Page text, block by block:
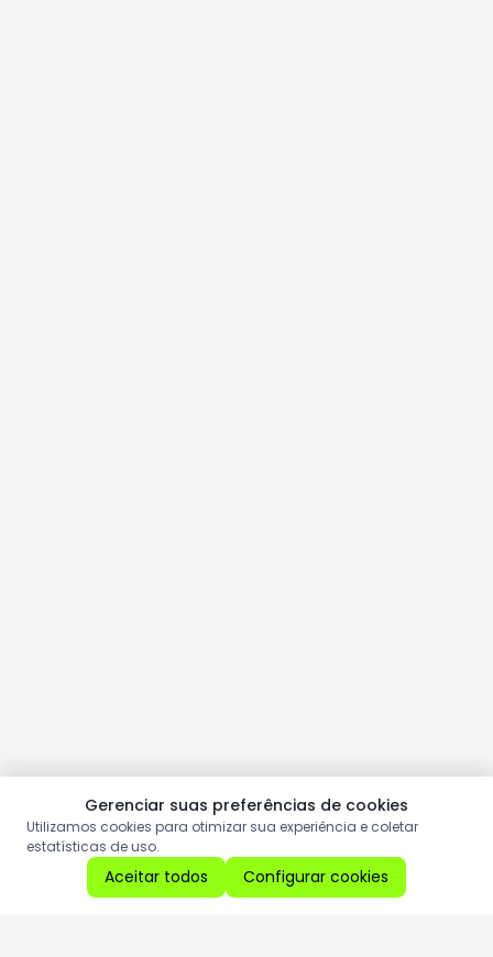
Gerenciar suas preferências de cookies
Utilizamos cookies para otimizar sua experiência e coletar
estatísticas de uso.
Aceitar todos Configurar cookies